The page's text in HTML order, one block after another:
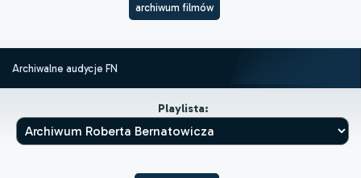
archiwum filmów
Archiwalne audycje FN
Playlista: